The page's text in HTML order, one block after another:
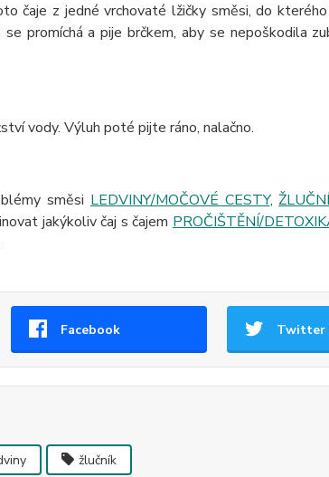
čaje z jedné vrchovaté lžičky směsi, do
promíchá a pije brčkem, aby se nepoškodila
vody. Výluh poté pijte ráno, nalačno.
směsi LEDVINY/MOČOVÉ CESTY,
jakýkoliv čaj s čajem PROČIŠTĚNÍ/
Facebook Twitter
žlučník